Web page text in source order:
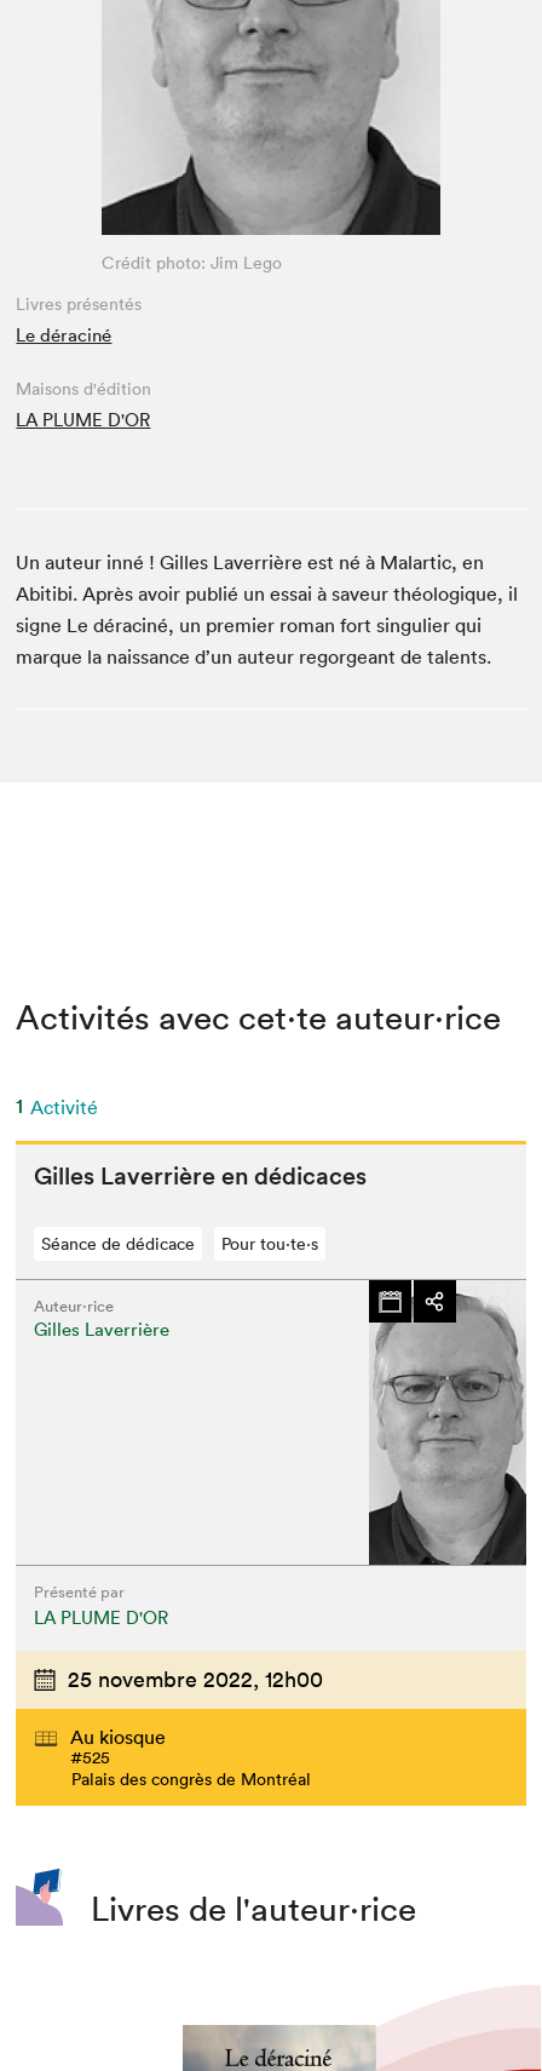
Espace enseignant·e·s
Espace pro
Crédit photo: Jim Lego
Livres présentés
Le déraciné
Maisons d'édition
LA PLUME D'OR
Un auteur inné ! Gilles Laverrière est né à Malartic, en
Abitibi. Après avoir publié un essai à saveur théologique, il
signe Le déraciné, un premier roman fort singulier qui
marque la naissance d’un auteur regorgeant de talents.
Activités avec cet·te auteur·rice
1 Activité
Gilles Laver­rière en dédicaces
Séance de dédicace Pour tou⋅te⋅s
Auteur·rice
Gilles Laverrière
Présenté par
LA PLUME D'OR
25 novembre 2022, 12h00
Au kiosque
#525
Palais des congrès de Montréal
Livres de l'auteur·rice